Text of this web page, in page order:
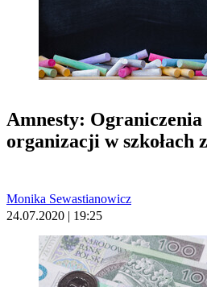
Amnesty: Ograniczenia
organizacji w szkołach
Monika Sewastianowicz
24.07.2020 | 19:25